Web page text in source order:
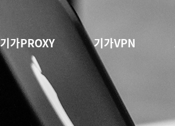
기가PROXY 기가VPN